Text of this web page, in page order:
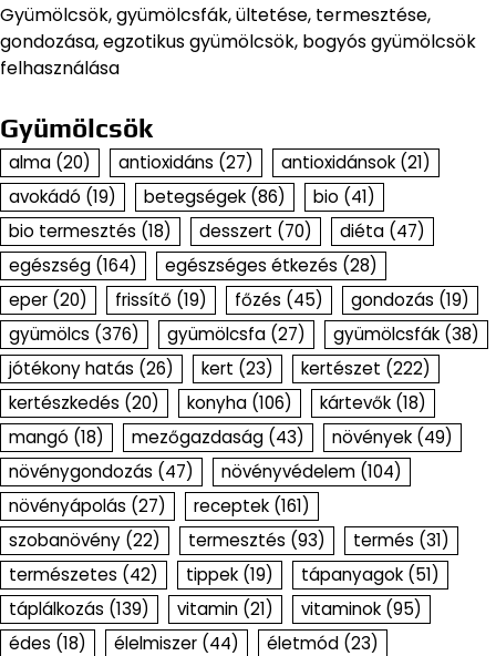
Gyümölcsök, gyümölcsfák, ültetése, termesztése,
gondozása, egzotikus gyümölcsök, bogyós gyümölcsök
felhasználása
Gyümölcsök
alma (20) antioxidáns (27) antioxidánsok (21)
avokádó (19) betegségek (86) bio (41)
bio termesztés (18) desszert (70) diéta (47)
egészség (164) egészséges étkezés (28)
eper (20) frissítő (19) főzés (45) gondozás (19)
gyümölcs (376) gyümölcsfa (27) gyümölcsfák (38)
jótékony hatás (26) kert (23) kertészet (222)
kertészkedés (20) konyha (106) kártevők (18)
mangó (18) mezőgazdaság (43) növények (49)
növénygondozás (47) növényvédelem (104)
növényápolás (27) receptek (161)
szobanövény (22) termesztés (93) termés (31)
természetes (42) tippek (19) tápanyagok (51)
táplálkozás (139) vitamin (21) vitaminok (95)
édes (18) élelmiszer (44) életmód (23)